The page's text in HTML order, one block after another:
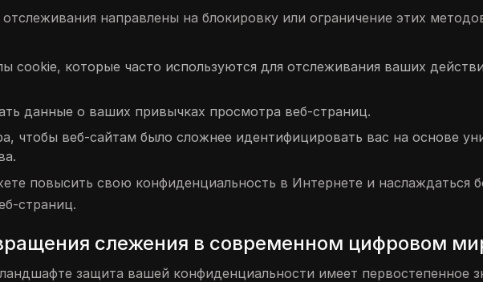
направлены на блокировку или ограничение этих
cookie, которые часто используются для отслеживания ваших
данные о ваших привычках просмотра веб-страниц.
чтобы веб-сайтам было сложнее идентифицировать вас на основе
повысить свою конфиденциальность в Интернете и наслаждаться
страниц.
слежения в современном цифровом
защита вашей конфиденциальности имеет первостепенное